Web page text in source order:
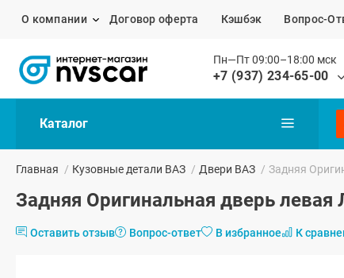
О компании Договор оферта Кэшбэк Вопрос-
Пн—Пт 09:00–18:00 мск
+7 (937) 234-65-00
Каталог
Главная / Кузовные детали ВАЗ / Двери ВАЗ / Задняя
Задняя Оригинальная дверь
Оставить отзыв Вопрос-ответ В избранное К